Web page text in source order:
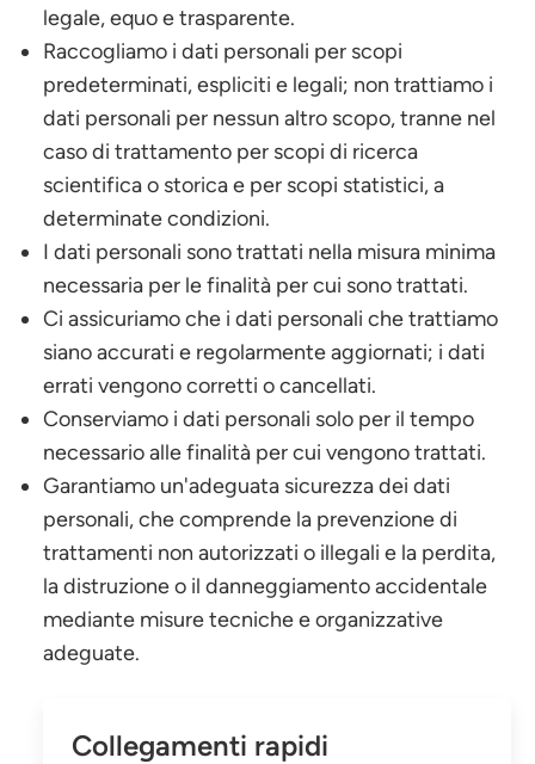
legale, equo e trasparente.
Raccogliamo i dati personali per scopi
predeterminati, espliciti e legali; non trattiamo i
dati personali per nessun altro scopo, tranne nel
caso di trattamento per scopi di ricerca
scientifica o storica e per scopi statistici, a
determinate condizioni.
I dati personali sono trattati nella misura minima
necessaria per le finalità per cui sono trattati.
Ci assicuriamo che i dati personali che trattiamo
siano accurati e regolarmente aggiornati; i dati
errati vengono corretti o cancellati.
Conserviamo i dati personali solo per il tempo
necessario alle finalità per cui vengono trattati.
Garantiamo un'adeguata sicurezza dei dati
personali, che comprende la prevenzione di
trattamenti non autorizzati o illegali e la perdita,
la distruzione o il danneggiamento accidentale
mediante misure tecniche e organizzative
adeguate.
Collegamenti rapidi